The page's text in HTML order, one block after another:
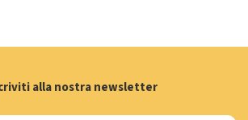
alla nostra newsletter